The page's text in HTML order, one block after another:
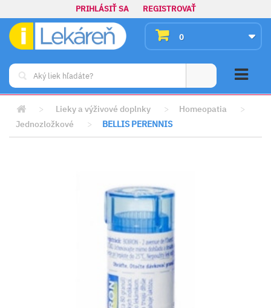
PRIHLÁSIŤ SA REGISTROVAŤ
0
> Lieky a výživové doplnky > Homeopatia
>
Jednozložkové
> BELLIS PERENNIS